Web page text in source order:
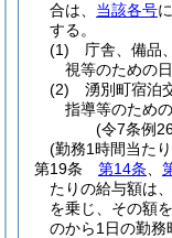
合は、 当該各号
する。
(1)
庁舎、備品
視等のための
(2)
湧別町宿泊
指導等のため
(令7条例
(勤務1時間当た
第19条
第14条
たりの給与額は
を乗じ、その額
のから1日の勤務